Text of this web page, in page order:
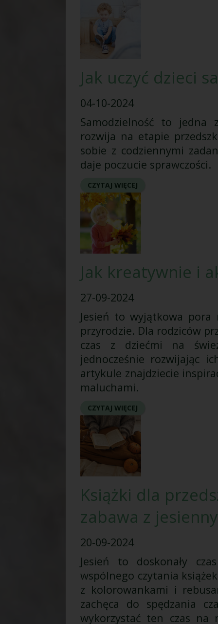
Jak uczyć dzieci
04-10-2024
Samodzielność to jedna
rozwija na etapie
sobie z codziennymi
daje poczucie sprawczości.
CZYTAJ WIĘCEJ
Jak kreatywnie i
27-09-2024
Jesień to wyjątkowa
przyrodzie. Dla rodziców
czas z dziećmi na
jednocześnie rozwijając
artykule znajdziecie
maluchami.
CZYTAJ WIĘCEJ
Książki dla
zabawa z
20-09-2024
Jesień to doskonały
wspólnego czytania
z kolorowankami i
zachęca do spędzania
wykorzystać ten czas na